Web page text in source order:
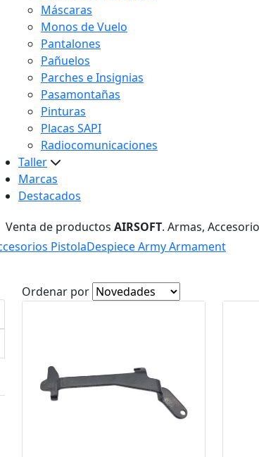
Máscaras
Monos de Vuelo
Pantalones
Pañuelos
Parches e Insignias
Pasamontañas
Pinturas
Placas SAPI
Radiocomunicaciones
Taller
Marcas
Destacados
Venta de productos AIRSOFT. Armas,
PistolaDespiece Army Armament
Ordenar por